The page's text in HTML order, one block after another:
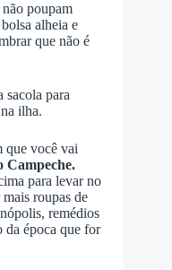
poupam
alheia e
que não é
sacola para
ilha.
que você vai
Campeche.
para levar no
roupas de
remédios
da época que for